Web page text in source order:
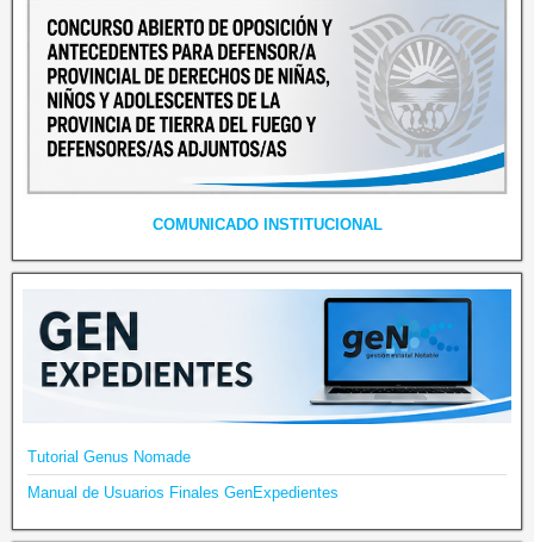
COMUNICADO INSTITUCIONAL
Tutorial Genus Nomade
Manual de Usuarios Finales GenExpedientes